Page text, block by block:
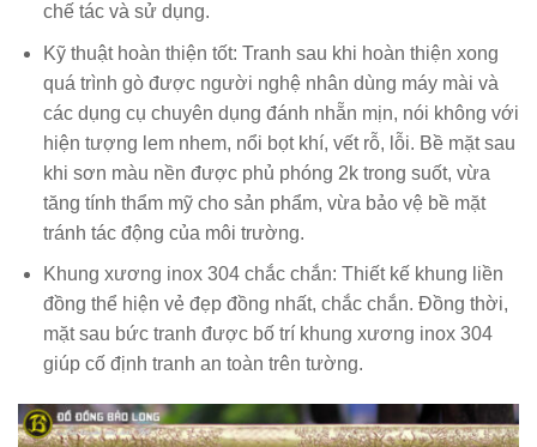
chế tác và sử dụng.
Kỹ thuật hoàn thiện tốt: Tranh sau khi hoàn thiện xong
quá trình gò được người nghệ nhân dùng máy mài và
các dụng cụ chuyên dụng đánh nhẵn mịn, nói không với
hiện tượng lem nhem, nổi bọt khí, vết rỗ, lỗi. Bề mặt sau
khi sơn màu nền được phủ phóng 2k trong suốt, vừa
tăng tính thẩm mỹ cho sản phẩm, vừa bảo vệ bề mặt
tránh tác động của môi trường.
Khung xương inox 304 chắc chắn: Thiết kế khung liền
đồng thể hiện vẻ đẹp đồng nhất, chắc chắn. Đồng thời,
mặt sau bức tranh được bố trí khung xương inox 304
giúp cố định tranh an toàn trên tường.